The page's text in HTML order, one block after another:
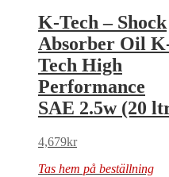
K-Tech – Shock
Absorber Oil
Tech High
Performance
SAE 2.5w (20
4,679kr
Tas hem på beställning